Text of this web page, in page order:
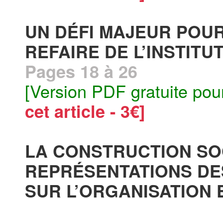
UN DÉFI MAJEUR
REFAIRE DE
Pages 18 à 26
[Version PDF gratuite
cet article - 3€]
LA CONSTRUCTION
REPRÉSENTATIONS
SUR